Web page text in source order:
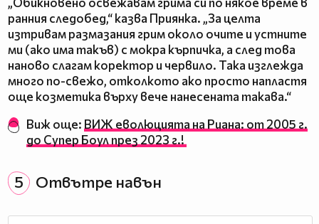
ранния следобед,“ казва Приянка. „За целта
изтривам размазания грим около очите и устните
ми (ако има такъв) с мокра кърпичка, а след това
наново слагам коректор и червило. Така изглежда
много по-свежо, отколкото ако просто напластя
още козметика върху вече нанесената такава.“
Виж още: ВИЖ еволюцията на Риана: от 2005 г.
до Супер Боул през 2023 г.!
5 Отвътре навън